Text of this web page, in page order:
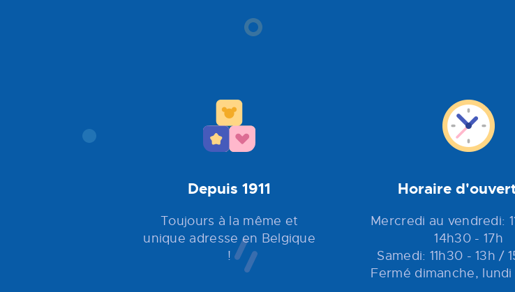
Depuis 1911
Toujours à la même et
unique adresse en Belgique
!
Horaire
Mercredi au vendredi:
14h30 - 17h
Samedi: 11h30 - 13h /
Fermé dimanche,